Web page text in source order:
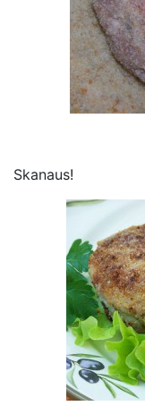
Skanaus!